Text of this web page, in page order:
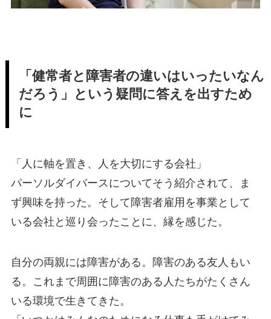
「健常者と障害者の違いはいったいなん
だろう」という疑問に答えを出すため
に
「人に軸を置き、人を大切にする会社」
パーソルダイバースについてそう紹介されて、ま
ず興味を持った。そして障害者雇用を事業として
いる会社と巡り会ったことに、縁を感じた。
自分の両親には障害がある。障害のある友人もい
る。これまで周囲に障害のある人たちがたくさん
いる環境で生きてきた。